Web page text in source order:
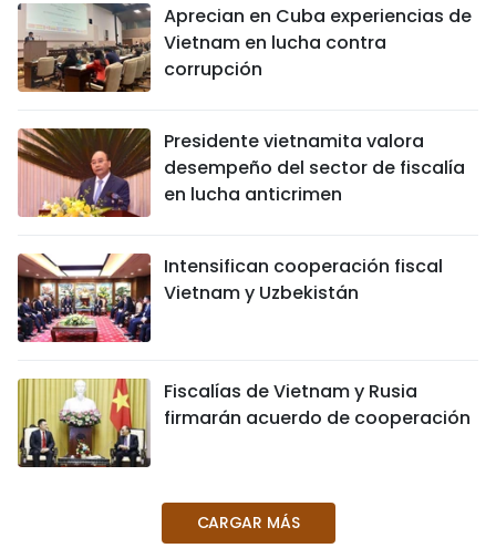
РУССКИЙ
Aprecian en Cuba experiencias de
Vietnam en lucha contra
corrupción
Presidente vietnamita valora
desempeño del sector de fiscalía
en lucha anticrimen
Intensifican cooperación fiscal
Vietnam y Uzbekistán
Fiscalías de Vietnam y Rusia
firmarán acuerdo de cooperación
CARGAR MÁS